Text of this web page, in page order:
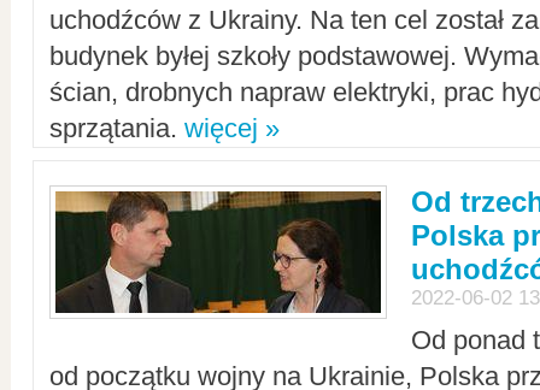
uchodźców z Ukrainy. Na ten cel został
budynek byłej szkoły podstawowej.
ścian, drobnych napraw elektryki, prac
sprzątania. więcej »
Od
Polska
2022-06-02
Od ponad
od początku wojny na Ukrainie, Polska